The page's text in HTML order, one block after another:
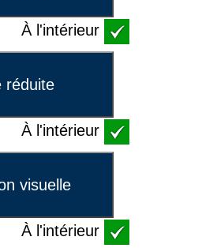
À l'intérieur
réduite
À l'intérieur
visuelle
À l'intérieur